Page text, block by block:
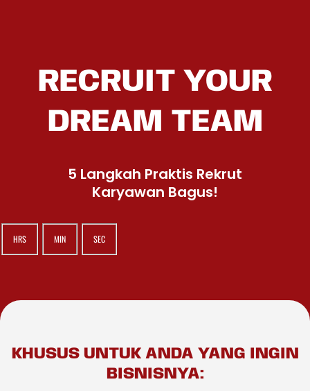
RECRUIT YOUR
DREAM TEAM
5 Langkah Praktis Rekrut
Karyawan Bagus!
HRS MIN SEC
KHUSUS UNTUK ANDA YANG INGIN
BISNISNYA: